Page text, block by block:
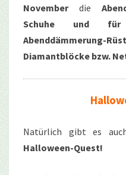
Novemberdie
Schuhe und
Abenddämmerung-
Diamantblöcke bzw.
Natürlich gibt es
Halloween-Quest!